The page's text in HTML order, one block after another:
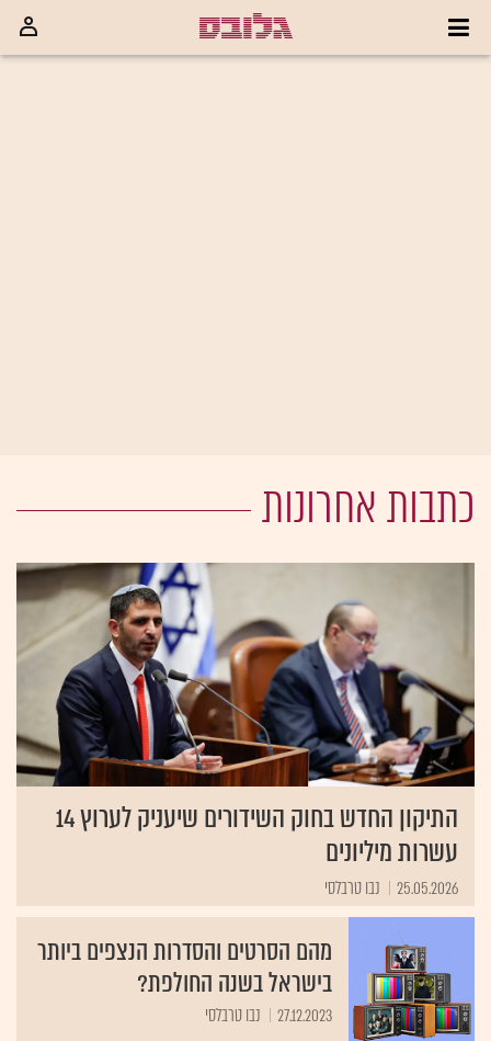
כתבות אחרונות
התיקון החדש בחוק השידורים שיעניק לערוץ 14
עשרות מיליונים
25.05.2026 נבו טרבלסי
מהם הסרטים והסדרות הנצפים ביותר
בישראל בשנה החולפת?
27.12.2023 נבו טרבלסי